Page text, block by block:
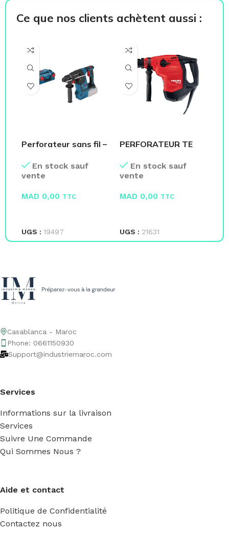
Ce que nos clients achètent aussi :
Perforateur sans fil –
En stock sauf
vente
MAD 0,00 TTC
UGS : 19497
PERFORATEUR TE
En stock sauf
vente
MAD 0,00 TTC
UGS : 21631
Casablanca - Maroc
Phone: 0661150930
Support@industriemaroc.com
Services
Informations sur la livraison
Services
Suivre Une Commande
Qui Sommes Nous ?
Aide et contact
Politique de Confidentialité
Contactez nous